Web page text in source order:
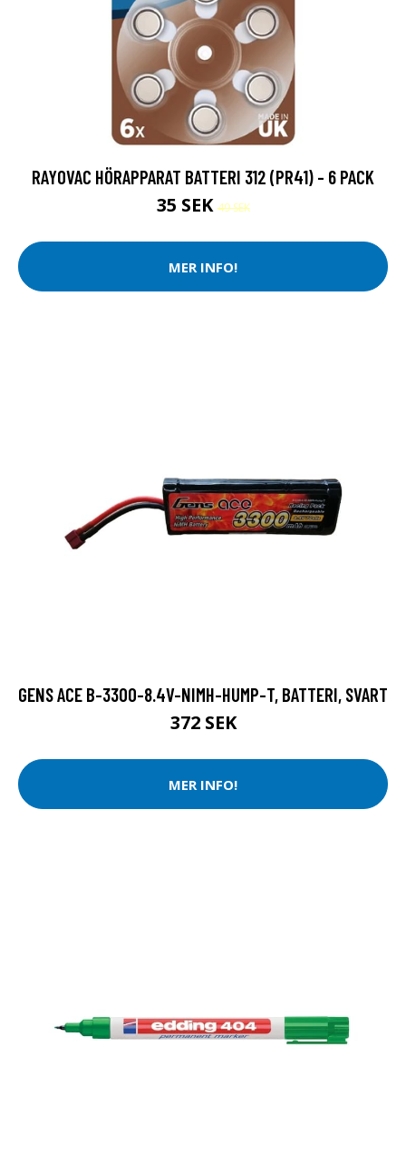
RAYOVAC HÖRAPPARAT BATTERI 312 (PR41) - 6 PACK
35 SEK49 SEK
MER INFO!
GENS ACE B-3300-8.4V-NIMH-HUMP-T, BATTERI, SVART
372 SEK
MER INFO!